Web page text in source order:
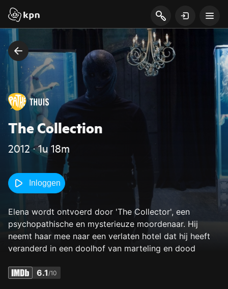
The Collection
2012 ‧ 1u 18m
Inloggen
Elena wordt ontvoerd door 'The Collector', een
psychopathische en mysterieuze moordenaar. Hij
neemt haar mee naar een verlaten hotel dat hij heeft
veranderd in een doolhof van marteling en dood
6.1 /10